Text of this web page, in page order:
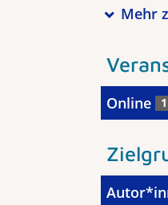
Mehr
Online 1